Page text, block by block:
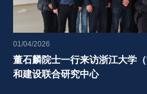
01/04/2026
董石麟院士一行来访浙江大学
和建设联合研究中心